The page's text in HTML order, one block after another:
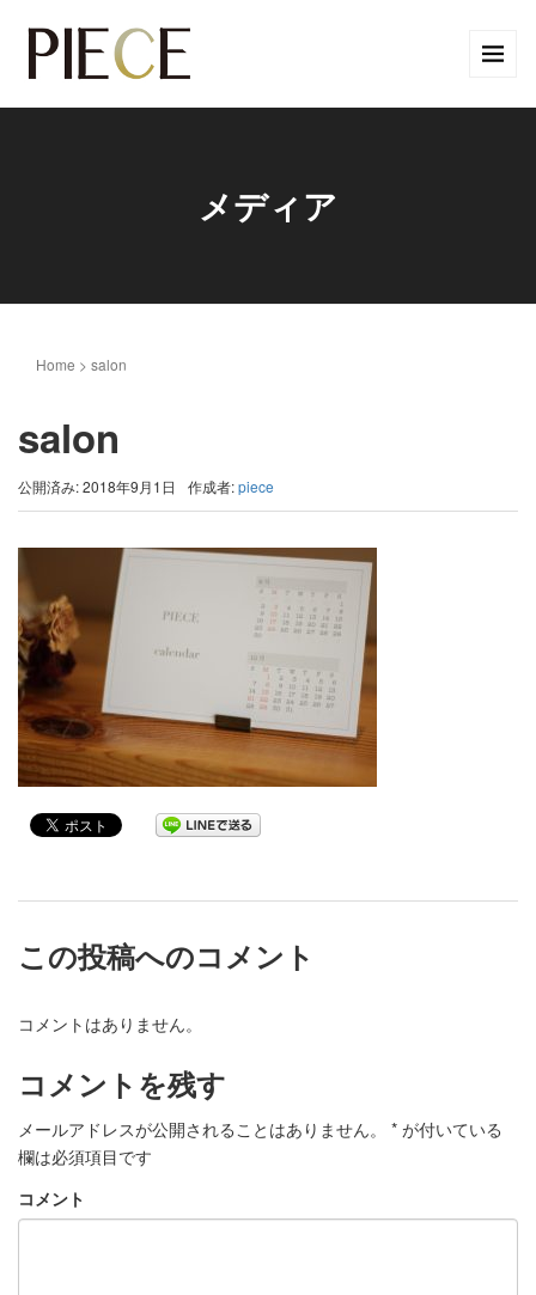
メディア
Home > salon
salon
公開済み: 2018年9月1日 作成者:piece
この投稿へのコメント
コメントはありません。
コメントを残す
メールアドレスが公開されることはありません。 * が付いている
欄は必須項目です
コメント